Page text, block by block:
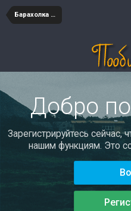
Барахолка недвижимость
Добро
Зарегистрируйтесь сейчас,
нашим функциям. Это